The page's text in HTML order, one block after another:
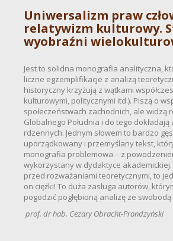
Uniwersalizm praw
relatywizm kulturowy.
wyobraźni
Jest to solidna monografia analityczna,
liczne egzemplifikacje z analizą
historyczny krzyżują z wątkami
kulturowymi, politycznymi itd.). Piszą o
społeczeństwach zachodnich, ale widzą
Globalnego Południa i do tego
rdzennych. Jednym słowem to bardzo
uporządkowany i przemyślany tekst,
monografia problemowa – z
wykorzystany w dydaktyce akademickiej.
przed rozważaniami teoretycznymi, to
on ciężki! To duża zasługa autorów,
pogodzić pogłębioną analizę ze
prof. dr hab. Cezary Obracht-Prondzyński